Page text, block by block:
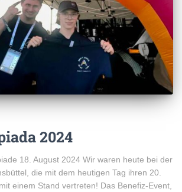
2024
18. August 2024 Wir waren heute bei der
die mit dem heutigen Tag ihren 20.
einem Stand vertreten! Das Benefiz-Event,